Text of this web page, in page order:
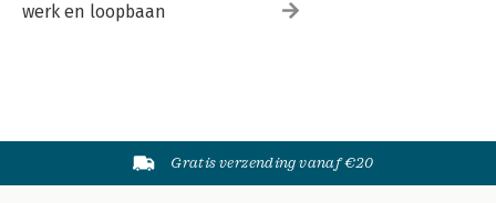
werk en loopbaan
Gratis verzending vanaf €20